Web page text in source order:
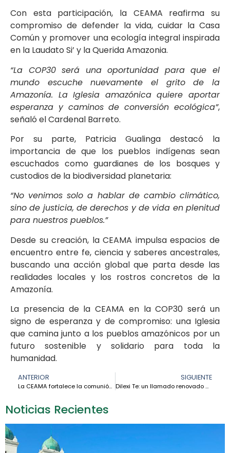
Noticias Recientes
Con esta participación, la CEAMA reafirma su
compromiso de defender la vida, cuidar la Casa
Común y promover una ecología integral inspirada
en la Laudato Si’ y la Querida Amazonia.
“La COP30 será una oportunidad para que el
mundo escuche nuevamente el grito de la
Amazonía. La Iglesia amazónica quiere aportar
esperanza y caminos de conversión ecológica”,
señaló el Cardenal Barreto.
Por su parte, Patricia Gualinga destacó la
importancia de que los pueblos indígenas sean
escuchados como guardianes de los bosques y
custodios de la biodiversidad planetaria:
“No venimos solo a hablar de cambio climático,
sino de justicia, de derechos y de vida en plenitud
para nuestros pueblos.”
Desde su creación, la CEAMA impulsa espacios de
encuentro entre fe, ciencia y saberes ancestrales,
buscando una acción global que parta desde las
realidades locales y los rostros concretos de la
Amazonía.
La presencia de la CEAMA en la COP30 será un
signo de esperanza y de compromiso: una Iglesia
que camina junto a los pueblos amazónicos por un
futuro sostenible y solidario para toda la
humanidad.
ANTERIOR
La CEAMA fortalece la comunión con la Iglesia universal durante su visita a la Santa Sede
SIGUIENTE
Dilexi Te: un llamado renovado al cuidado de los más pobres en la Amazonía – Cardenal Pedro Barreto